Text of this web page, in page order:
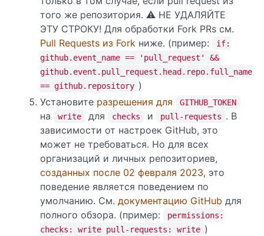
того же репозитория. ⚠️ НЕ УДАЛЯЙТЕ
ЭТУ СТРОКУ! Для обработки Fork PRs см.
Pull Requests из Fork ниже. (пример:
if:
github.event_name == 'pull_request' &&
github.event.pull_request.head.repo.full_name
== github.repository )
Установите разрешения для GITHUB_TOKEN
на write для checks и pull-requests . В
зависимости от настроек GitHub, это
может не требоваться. Но для всех
организаций и личных репозиториев,
созданных после 02 февраля 2023, это
поведение является поведением по
умолчанию. См. документацию GitHub для
полного обзора. (пример:
permissions:
checks: write pull-requests: write )